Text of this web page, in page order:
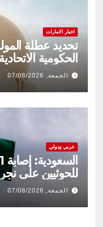
اخبار الامارات
تحديد عطلة
الحكومية
الجمعة, 07/08/2026
عربي ودولي
للحوثيين على
الجمعة, 07/08/2026